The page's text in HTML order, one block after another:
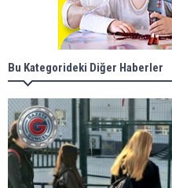
Bu Kategorideki Diğer Haberler